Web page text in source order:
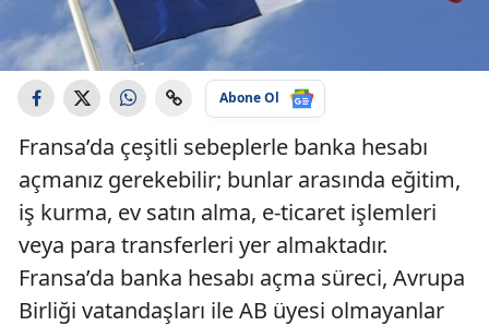
Abone Ol
Fransa’da çeşitli sebeplerle banka hesabı
açmanız gerekebilir; bunlar arasında eğitim,
iş kurma, ev satın alma, e-ticaret işlemleri
veya para transferleri yer almaktadır.
Fransa’da banka hesabı açma süreci, Avrupa
Birliği vatandaşları ile AB üyesi olmayanlar